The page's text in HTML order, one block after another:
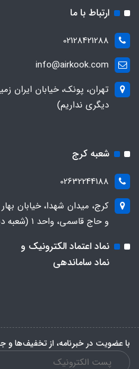
ارتباط با ما
02128421288
info@airkook.com
دیگری نداریم)
شعبه کرج
02632244188
کرج، میدان شهدا، خیابان
و حاج قاسمی، واحد ۱ (شعبه دیگری نداریم)
نماد اعتماد الکترونیک و
نماد ساماندهی
با عضویت در خبرنامه، از تخفیف‌ها و